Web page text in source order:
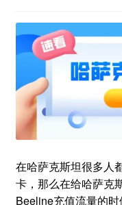
在哈萨克斯坦很多人
卡，那么在给哈萨克
Beeline充值流量的